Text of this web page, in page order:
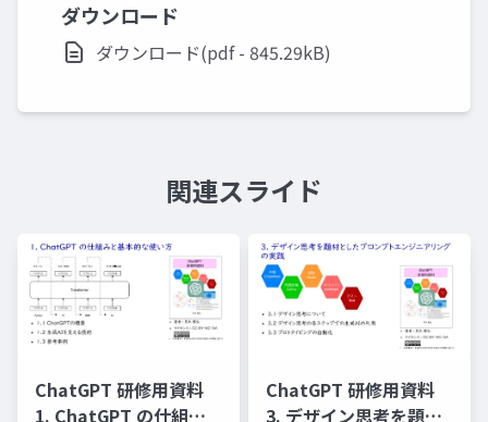
ダウンロード
ダウンロード(pdf - 845.29kB)
関連スライド
ChatGPT 研修用資料
1. ChatGPT の仕組み
ChatGPT 研修用資料
3. デザイン思考を題材